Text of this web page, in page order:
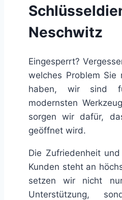
Neschwitz
Eingesperrt?
welches Problem Sie
haben, wir sind
modernsten
sorgen wir dafür,
geöffnet wird.
Die Zufriedenheit
Kunden steht an
setzen wir nicht
Unterstützung,